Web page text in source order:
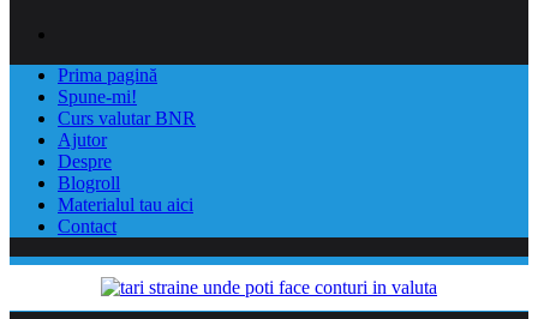
Prima pagină
Spune-mi!
Curs valutar BNR
Ajutor
Despre
Blogroll
Materialul tau aici
Contact